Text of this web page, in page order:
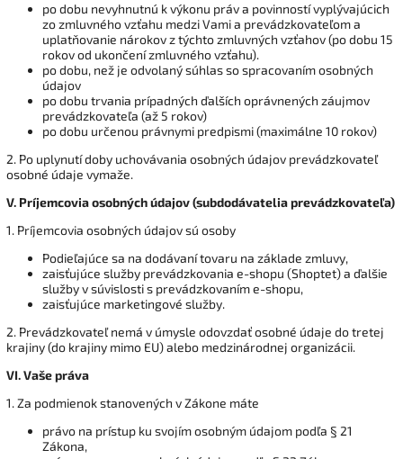
po dobu nevyhnutnú k výkonu práv a povinností vyplývajúcich
zo zmluvného vzťahu medzi Vami a prevádzkovateľom a
uplatňovanie nárokov z týchto zmluvných vzťahov (po dobu 15
rokov od ukončení zmluvného vzťahu).
po dobu, než je odvolaný súhlas so spracovaním osobných
údajov
po dobu trvania prípadných ďalších oprávnených záujmov
prevádzkovateľa (až 5 rokov)
po dobu určenou právnymi predpismi (maximálne 10 rokov)
2. Po uplynutí doby uchovávania osobných údajov prevádzkovateľ
osobné údaje vymaže.
V. Príjemcovia osobných údajov (subdodávatelia prevádzkovateľa)
1. Príjemcovia osobných údajov sú osoby
Podieľajúce sa na dodávaní tovaru na základe zmluvy,
zaisťujúce služby prevádzkovania e-shopu (Shoptet) a ďalšie
služby v súvislosti s prevádzkovaním e-shopu,
zaisťujúce marketingové služby.
2. Prevádzkovateľ nemá v úmysle odovzdať osobné údaje do tretej
krajiny (do krajiny mimo EU) alebo medzinárodnej organizácii.
VI.Vaše práva
1. Za podmienok stanovených v Zákone máte
právo na prístup ku svojím osobným údajom podľa § 21
Zákona,